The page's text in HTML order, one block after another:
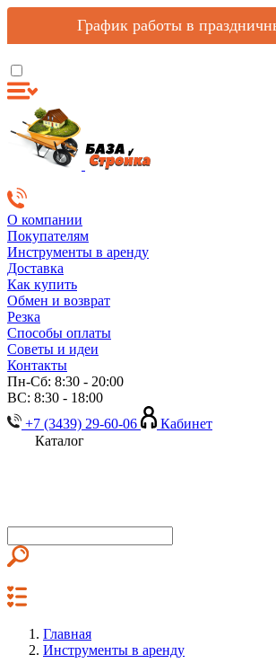
График работы в
О компании
Покупателям
Инструменты в аренду
Доставка
Как купить
Обмен и возврат
Резка
Способы оплаты
Советы и идеи
Контакты
Пн-Сб: 8:30 - 20:00
ВС: 8:30 - 18:00
+7 (3439) 29-60-06
Кабинет
Каталог
Главная
Инструменты в аренду